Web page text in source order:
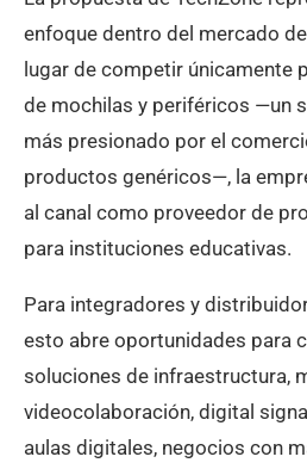
enfoque dentro del mercado
lugar de competir únicamente
de mochilas y periféricos —un
más presionado por el
productos genéricos—, la
al canal como proveedor de
para instituciones educativas.
Para integradores y
esto abre oportunidades para
soluciones de infraestructura,
videocolaboración, digital
aulas digitales, negocios con